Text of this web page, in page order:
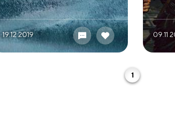
19.12 2019 09.11
1